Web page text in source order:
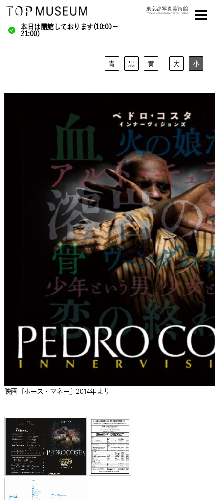
本日は開館しております(10:00－
21:00)
青 黒 黄 大 小
映画『ホース・マネー』2014年より